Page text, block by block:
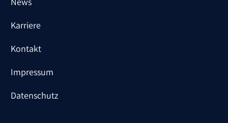
Karriere
Kontakt
Impressum
Datenschutz